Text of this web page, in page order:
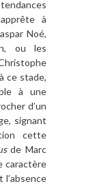
à
Noé,
ou les
ce stade,
à une
d’un
signant
cette
de Marc
caractère
l’absence